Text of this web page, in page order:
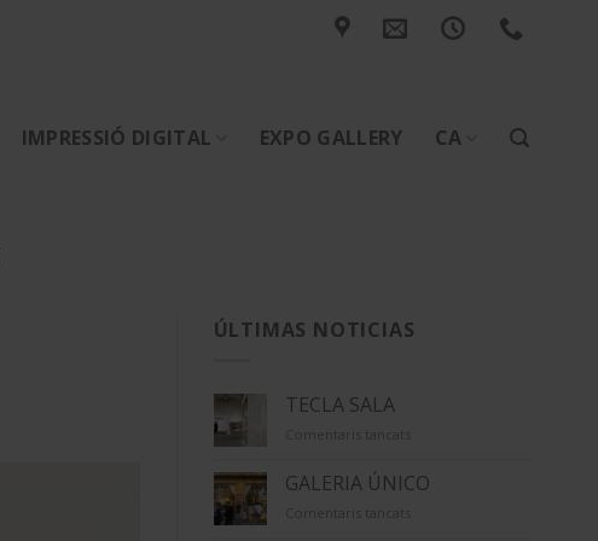
IMPRESSIÓ DIGITAL EXPO GALLERY CA
ÚLTIMAS NOTICIAS
TECLA SALA
Comentaris tancats
SALA
GALERIA ÚNICO
Comentaris tancats